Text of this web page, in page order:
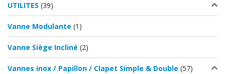
UTILITES (39)
Vanne Modulante (1)
Vanne Siège Incliné (2)
Vannes inox / Papillon / Clapet Simple & Double (57)